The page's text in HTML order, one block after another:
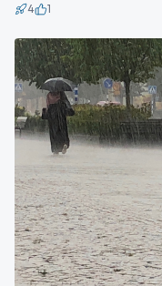
4 1